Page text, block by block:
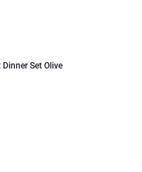
Dinner Set Olive